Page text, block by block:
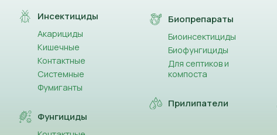
Инсектициды
Акарициды
Кишечные
Контактные
Системные
Фумиганты
Фунгициды
Биопрепараты
Биоинсектициды
Биофунгициды
Для септиков и
компоста
Прилипатели